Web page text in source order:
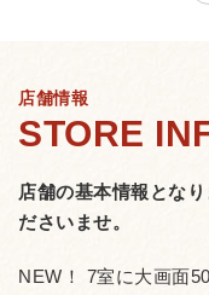
店舗情報
店舗の基本情報となり
ださいませ。
NEW！ 7室に大画面